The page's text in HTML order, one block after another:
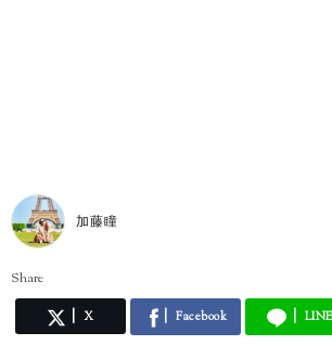
加藤瞳
Share
X Facebook LINE